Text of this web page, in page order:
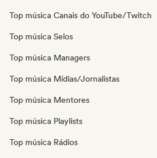
Top música Canais do YouTube/Twitch
Top música Selos
Top música Managers
Top música Mídias/Jornalistas
Top música Mentores
Top música Playlists
Top música Rádios